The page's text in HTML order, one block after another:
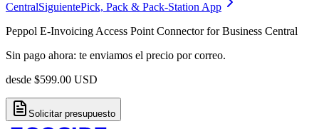
CentralSiguientePick, Pack & Pack-Station App
Peppol E-Invoicing Access Point Connector for Business Central
Sin pago ahora: te enviamos el precio por correo.
desde $599.00 USD
Solicitar presupuesto